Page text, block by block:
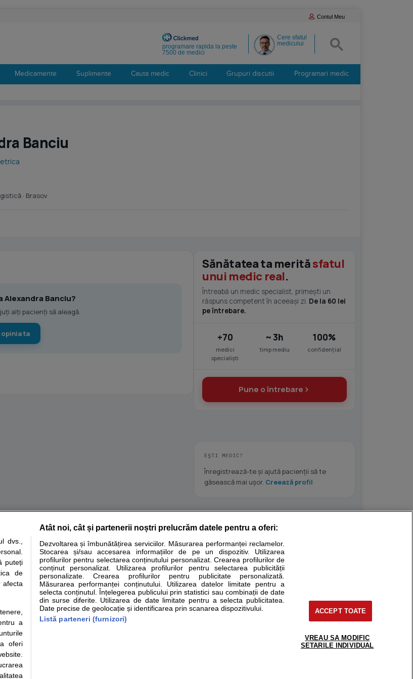
Contul Meu
Cere sfatul
medicului
programare rapida la peste
7500 de medici
Medicamente Suplimente Cauta medic Clinici Grupuri discutii Programari medic
Banciu
· Brasov
Alexandra Banciu?
alți pacienți să aleagă.
ta
Sănătatea ta merităsfatul
unui medic real.
Întreabă un medic specialist, primești un
răspuns competent în aceeași zi. De la 60 lei
pe întrebare.
+70
medici
specialiști
~ 3h
timp mediu
100%
confidențial
Pune o întrebare
EȘTI MEDIC?
Înregistrează-te și ajută pacienții să te
găsească mai ușor. Creează profil
Specialitati medicale
sanatate disponibile pe sfatulmedicului.ro au scop informativ si educational. Ele nu pot substitui consultul medical direct si
sfatuim, ca pe langa informatia primita pe sfatulmedicului.ro sa consultati fie medicul Dvs., fie unul dintre medicii pe care
la medic Clickmed.
consumatorului
consumatorilor -
Alternativa a
0800.080.999
europene - CNAS
Sanatatii - ANMDM
Parteneri
Inscriere clinica
Pentru pacient
support@sfatulmedicului.ro
0374 109 268
dvs.,
puteți
de
afecta
a
oferi
Atât noi, cât și partenerii noștri prelucrăm datele pentru a oferi:
Dezvoltarea și îmbunătățirea serviciilor. Măsurarea performanței reclamelor.
Stocarea și/sau accesarea informațiilor de pe un dispozitiv. Utilizarea
profilurilor pentru selectarea conținutului personalizat. Crearea profilurilor de
conținut personalizat. Utilizarea profilurilor pentru selectarea publicității
personalizate. Crearea profilurilor pentru publicitate personalizată.
Măsurarea performanței conținutului. Utilizarea datelor limitate pentru a
selecta conținutul. Înțelegerea publicului prin statistici sau combinații de date
din surse diferite. Utilizarea de date limitate pentru a selecta publicitatea.
Date precise de geolocație și identificarea prin scanarea dispozitivului.
Listă parteneri (furnizori)
ACCEPT TOATE
VREAU SA MODIFIC
SETARILE INDIVIDUAL